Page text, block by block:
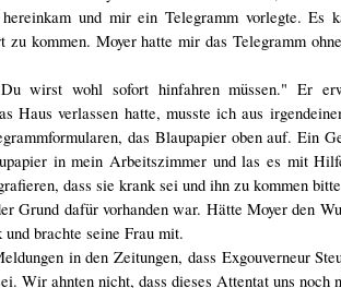
und mir ein Telegramm vorlegte.
kommen. Moyer hatte mir das Telegramm
wirst wohl sofort hinfahren müssen." Er
Haus verlassen hatte, musste ich aus
das Blaupapier oben auf. Ein
in mein Arbeitszimmer und las es mit
dass sie krank sei und ihn zu kommen
Grund dafür vorhanden war. Hätte Moyer den
brachte seine Frau mit.
in den Zeitungen, dass Exgouverneur
Wir ahnten nicht, dass dieses Attentat uns noch